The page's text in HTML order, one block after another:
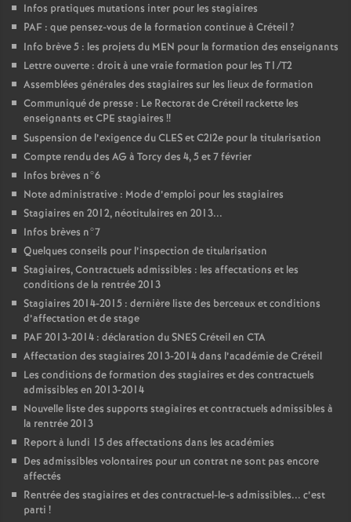
Infos pratiques mutations inter pour les stagiaires
PAF : que pensez-vous de la formation continue à Créteil?
Info brève 5 : les projets du MEN pour la formation des enseignants
Lettre ouverte : droit à une vraie formation pour les T1/T2
Assemblées générales des stagiaires sur les lieux de formation
Communiqué de presse : Le Rectorat de Créteil rackette les
enseignants etCPE stagiaires !!
Suspension de l’exigence duCLESet C2I2e pour la titularisation
Compte rendu des AG à Torcy des 4, 5 et 7 février
Infos brèves n°6
Note administrative : Mode d’emploi pour les stagiaires
Stagiaires en 2012, néotitulaires en 2013...
Infos brèves n°7
Quelques conseils pour l’inspection de titularisation
Stagiaires, Contractuels admissibles : les affectations et les
conditions de la rentrée 2013
Stagiaires 2014-2015 : dernière liste des berceaux et conditions
d’affectation et de stage
PAF2013-2014 : déclaration duSNESCréteil en CTA
Affectation des stagiaires 2013-2014 dans l’académie de Créteil
Les conditions de formation des stagiaires et des contractuels
admissibles en 2013-2014
Nouvelle liste des supports stagiaires et contractuels admissibles à
la rentrée 2013
Report à lundi 15 des affectations dans les académies
Des admissibles volontaires pour un contrat ne sont pas encore
affectés
Rentrée des stagiaires et des contractuel-le-s admissibles... c’est
parti !